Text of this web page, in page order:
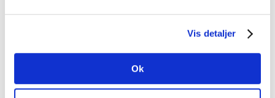
Vis detaljer
Ok
SØGNING: